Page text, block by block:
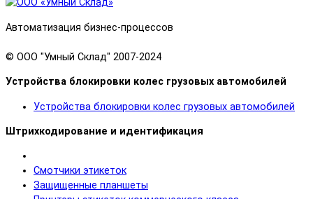
Автоматизация бизнес-процессов
© OOO "Умный Склад" 2007-2024
Устройства блокировки колес грузовых автомобилей
Устройства блокировки колес грузовых автомобилей
Штрихкодирование и идентификация
Смотчики этикеток
Защищенные планшеты